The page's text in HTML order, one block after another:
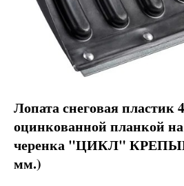
Лопата снеговая пластик
оцинкованной планкой на
черенка "ЦИКЛ"
мм.)